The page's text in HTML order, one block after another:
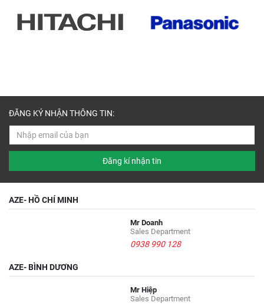
ĐĂNG KÝ NHẬN THÔNG TIN:
Đăng kí nhận tin
AZE- HỒ CHÍ MINH
Mr Doanh
Sales Department
0938 990 128
AZE- BÌNH DƯƠNG
Mr Hiệp
Sales Department